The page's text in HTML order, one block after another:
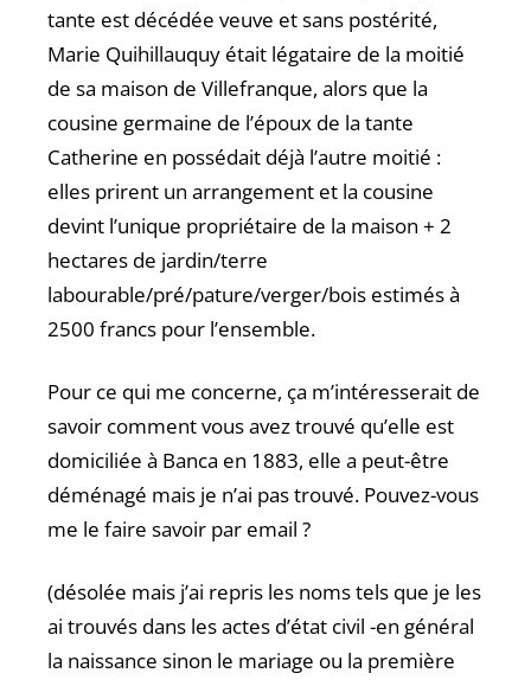
tante est décédée veuve et sans postérité,
Marie Quihillauquy était légataire de la moitié
de sa maison de Villefranque, alors que la
cousine germaine de l’époux de la tante
Catherine en possédait déjà l’autre moitié :
elles prirent un arrangement et la cousine
devint l’unique propriétaire de la maison + 2
hectares de jardin/terre
labourable/pré/pature/verger/bois estimés à
2500 francs pour l’ensemble.
Pour ce qui me concerne, ça m’intéresserait de
savoir comment vous avez trouvé qu’elle est
domiciliée à Banca en 1883, elle a peut-être
déménagé mais je n’ai pas trouvé. Pouvez-vous
me le faire savoir par email ?
(désolée mais j’ai repris les noms tels que je les
ai trouvés dans les actes d’état civil -en général
la naissance sinon le mariage ou la première